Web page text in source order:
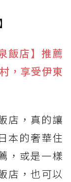
飯店】推薦
，享受伊東
店，真的讓
本的奢華住
，或是一樣
店，也可以